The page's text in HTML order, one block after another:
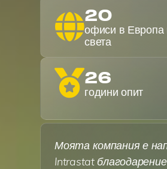
20
офиси в Европа
света
26
години опит
Моята компания е
Intrastat